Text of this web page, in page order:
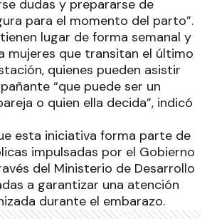
dudas y prepararse de
para el momento del parto”.
lugar de forma semanal y
mujeres que transitan el último
quienes pueden asistir
“que puede ser un
o quien ella decida”, indicó
esta iniciativa forma parte de
impulsadas por el Gobierno
del Ministerio de Desarrollo
a garantizar una atención
durante el embarazo.